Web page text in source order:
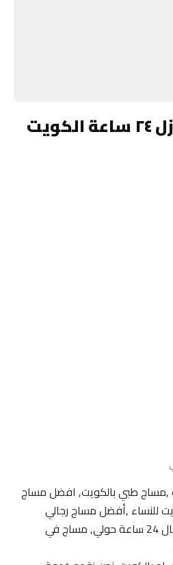
طبي بالكويت, افضل مساج
,أفضل مساج رجالي
بالكويت ,مساج بالكويت للرجال 24 ساعة حولي, مساج في